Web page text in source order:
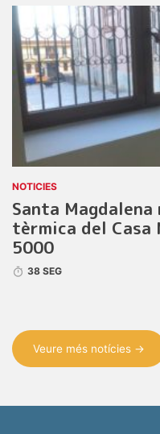
NOTICIES
Santa
tèrmica del Casa
5000
38 SEG
Veure més notícies →